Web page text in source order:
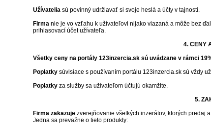
Užívatelia sú povinný udržiavať si svoje heslá a účty v tajnosti.
Firma nie je vo vzťahu k užívateľovi nijako viazaná a môže bez
prihlasovací účet užívateľa.
4. CENY
Všetky ceny na portály 123inzercia.sk sú uvádzane v rámci
Poplatky súvisiace s používaním portálu 123inzercia.sk sú vždy
Poplatky za služby sa užívateľom účtujú okamžite.
5.
Firma zakazuje zverejňovanie všetkých inzerátov, ktorých predaj
Jedna sa prevažne o tieto produkty: